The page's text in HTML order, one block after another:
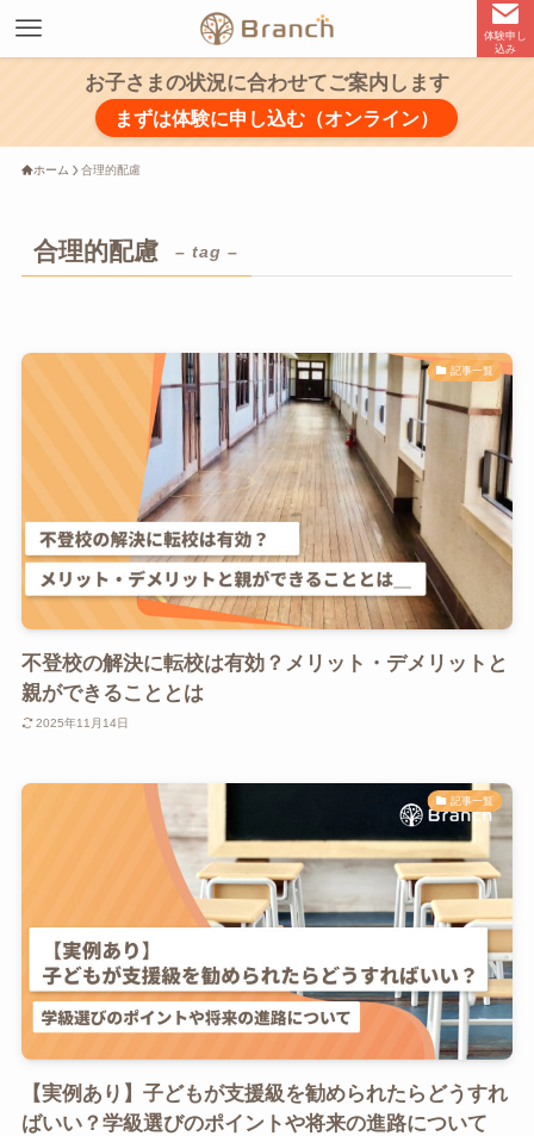
体験申し
込み
お子さまの状況に合わせてご案内します
まずは体験に申し込む（オンライン）
ホーム 合理的配慮
合理的配慮 – tag –
記事一覧
不登校の解決に転校は有効？メリット・デメリットと
親ができることとは
2025年11月14日
記事一覧
【実例あり】子どもが支援級を勧められたらどうすれ
ばいい？学級選びのポイントや将来の進路について